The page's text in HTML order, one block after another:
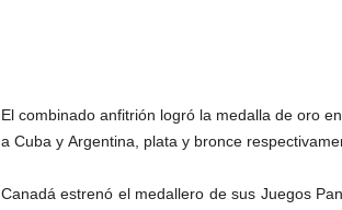
El combinado anfitrión logró la medalla de oro
a Cuba y Argentina, plata y bronce
Canadá estrenó el medallero de sus Juegos